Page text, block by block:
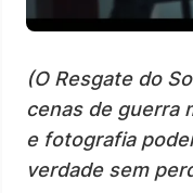
(O Resgate do
cenas de guerra
e fotografia
verdade sem